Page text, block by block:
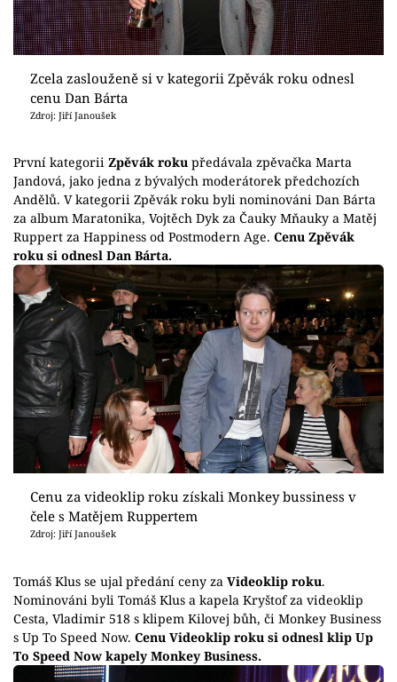
Zcela zaslouženě si v kategorii Zpěvák roku odnesl
cenu Dan Bárta
Zdroj: Jiří Janoušek
První kategorii Zpěvák roku předávala zpěvačka Marta
Jandová, jako jedna z bývalých moderátorek předchozích
Andělů. V kategorii Zpěvák roku byli nominováni Dan Bárta
za album Maratonika, Vojtěch Dyk za Čauky Mňauky a Matěj
Ruppert za Happiness od Postmodern Age. Cenu Zpěvák
roku si odnesl Dan Bárta.
Cenu za videoklip roku získali Monkey bussiness v
čele s Matějem Ruppertem
Zdroj: Jiří Janoušek
Tomáš Klus se ujal předání ceny za Videoklip roku.
Nominováni byli Tomáš Klus a kapela Kryštof za videoklip
Cesta, Vladimir 518 s klipem Kilovej bůh, či Monkey Business
s Up To Speed Now. Cenu Videoklip roku si odnesl klip Up
To Speed Now kapely Monkey Business.